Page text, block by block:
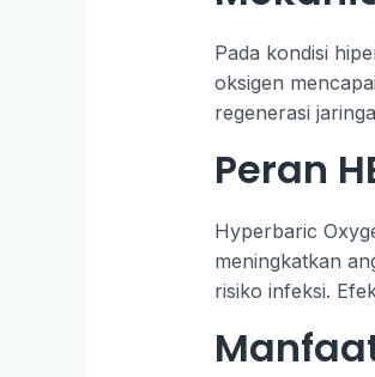
Pada kondisi
oksigen
regenerasi
Peran
Hyperbaric
meningkatkan
risiko infeksi.